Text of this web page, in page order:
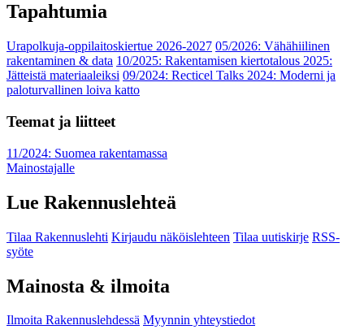
Tapahtumia
Urapolkuja-oppilaitoskiertue 2026-2027 05/2026: Vähähiilinen
rakentaminen & data 10/2025: Rakentamisen kiertotalous 2025:
Jätteistä materiaaleiksi 09/2024: Recticel Talks 2024: Moderni ja
paloturvallinen loiva katto
Teemat ja liitteet
11/2024: Suomea rakentamassa
Mainostajalle
Lue Rakennuslehteä
Tilaa Rakennuslehti Kirjaudu näköislehteen Tilaa uutiskirje RSS-
syöte
Mainosta & ilmoita
Ilmoita Rakennuslehdessä Myynnin yhteystiedot